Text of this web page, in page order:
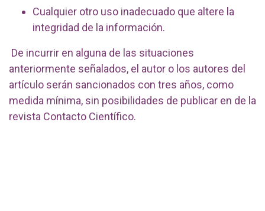
Cualquier otro uso inadecuado que altere la
integridad de la información.
De incurrir en alguna de las situaciones
anteriormente señalados, el autor o los autores del
artículo serán sancionados con tres años, como
medida mínima, sin posibilidades de publicar en de la
revista Contacto Científico.